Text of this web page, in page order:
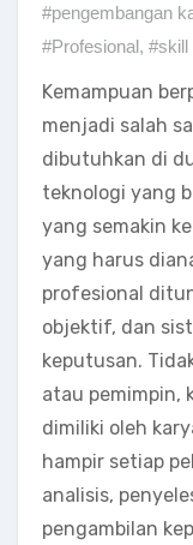
#pengembangan
#Profesional, #skill
Kemampuan
menjadi salah
dibutuhkan di
teknologi yang
yang semakin
yang harus
profesional
objektif, dan
keputusan.
atau pemimpin,
dimiliki oleh
hampir setiap
analisis,
pengambilan